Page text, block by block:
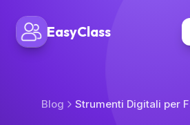
EasyClass
Blog